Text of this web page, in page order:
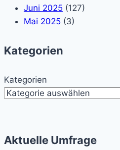
Juni 2025 (127)
Mai 2025 (3)
Kategorien
Kategorien
Aktuelle Umfrage